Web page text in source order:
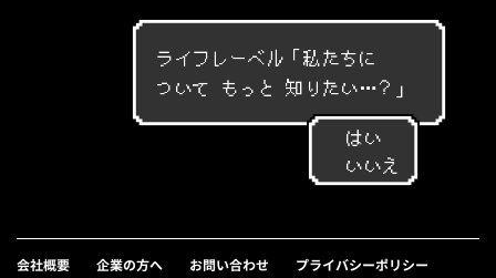
ライフレーベル「私 たちに
つ いて も っ と 知 り た い…？ 」
はい
いいえ
会社概要 企業の方へ お問い合わせ プライバシーポリシー